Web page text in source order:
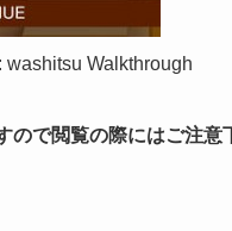
washitsu Walkthrough
ので閲覧の際にはご注意